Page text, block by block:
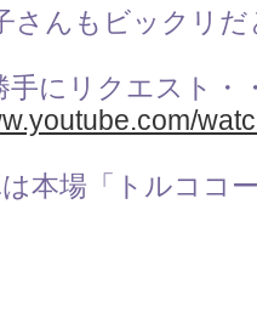
さんもビックリ
にリクエスト・
本場「トルココ